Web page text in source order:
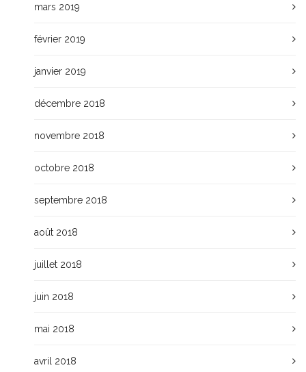
mars 2019
février 2019
janvier 2019
décembre 2018
novembre 2018
octobre 2018
septembre 2018
août 2018
juillet 2018
juin 2018
mai 2018
avril 2018